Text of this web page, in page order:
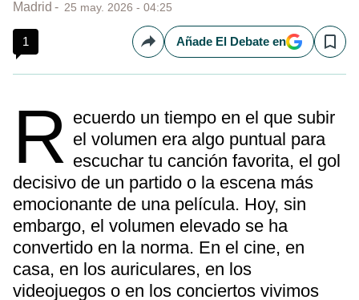
Madrid 25 may. 2026 - 04:25
1 CompartirAñade El Debate en Save
R ecuerdo un tiempo en el que subir
el volumen era algo puntual para
escuchar tu canción favorita, el gol
decisivo de un partido o la escena más
emocionante de una película. Hoy, sin
embargo, el volumen elevado se ha
convertido en la norma. En el cine, en
casa, en los auriculares, en los
videojuegos o en los conciertos vivimos